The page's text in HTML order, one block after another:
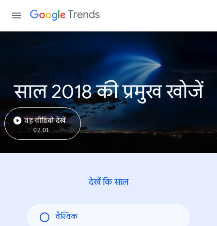
Trends
साल 2018 की प्रमुख खोजें
वह वीडियो देखें
02:01
देखें कि साल
वैश्विक